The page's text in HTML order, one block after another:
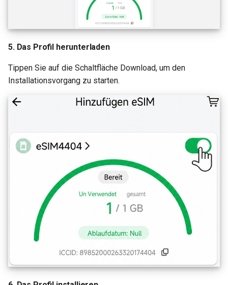
5. Das Profil herunterladen
Tippen Sie auf die Schaltfläche Download, um den
Installationsvorgang zu starten.